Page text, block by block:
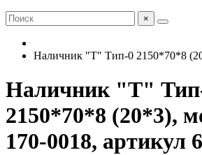
×
Наличник "Т" Тип-0 2150*70*8
Наличник "Т"
2150*70*8 (20*3),
170-0018, артикул